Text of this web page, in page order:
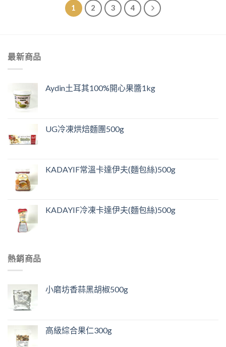
1 2 3 4
最新商品
Aydin土耳其100%開心果醬1kg
UG冷凍烘焙麵團500g
KADAYIF常溫卡達伊夫(麵包絲)500g
KADAYIF冷凍卡達伊夫(麵包絲)500g
熱銷商品
小磨坊香蒜黑胡椒500g
高級綜合果仁300g